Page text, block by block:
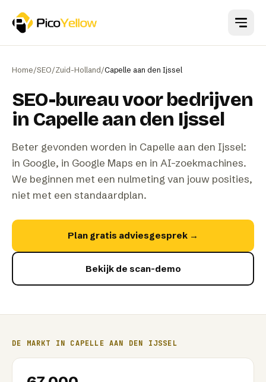
Home/SEO/Zuid-Holland /Capelle aan den Ijssel
SEO-bureau voor bedrijven
in Capelle aan den Ijssel
Beter gevonden worden in Capelle aan den Ijssel:
in Google, in Google Maps en in AI-zoekmachines.
We beginnen met een nulmeting van jouw posities,
niet met een standaardplan.
Plan gratis adviesgesprek →
Bekijk de scan-demo
DE MARKT IN CAPELLE AAN DEN IJSSEL